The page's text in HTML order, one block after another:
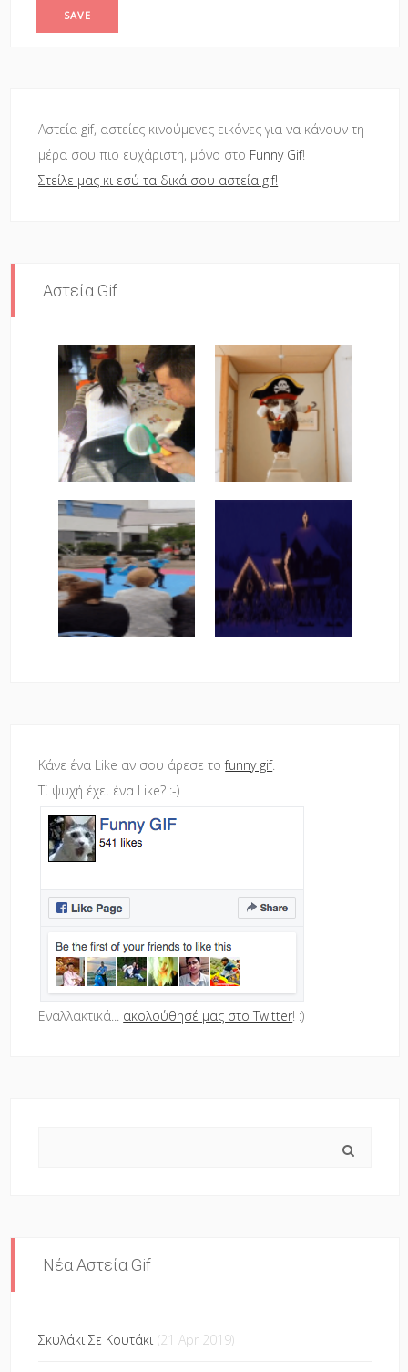
Αστεία gif, αστείες κινούμενες εικόνες για να κάνουν τη
μέρα σου πιο ευχάριστη, μόνο στο Funny Gif!
Στείλε μας κι εσύ τα δικά σου αστεία gif!
Αστεία Gif
Κάνε ένα Like αν σου άρεσε τοfunny gif.
Τί ψυχή έχει ένα Like? :-)
Εναλλακτικά... ακολούθησέ μας στο Twitter! :)
Νέα Αστεία Gif
Σκυλάκι Σε Κουτάκι (21 Apr 2019)